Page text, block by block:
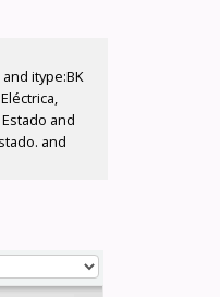
itype:BK
and
and